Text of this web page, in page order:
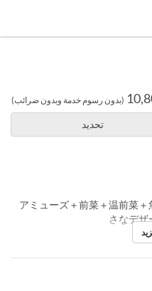
(بدون رسوم خدمة وبدون ضرائب)
تحديد
【コース内容】アミューズ＋前菜＋温
さなデ